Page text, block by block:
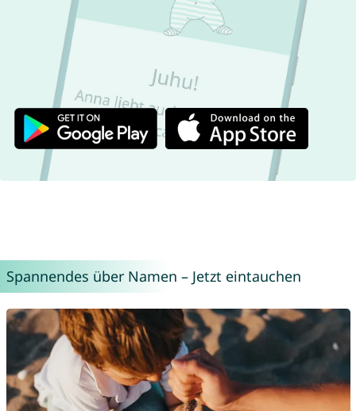
Spannendes über Namen – Jetzt eintauchen